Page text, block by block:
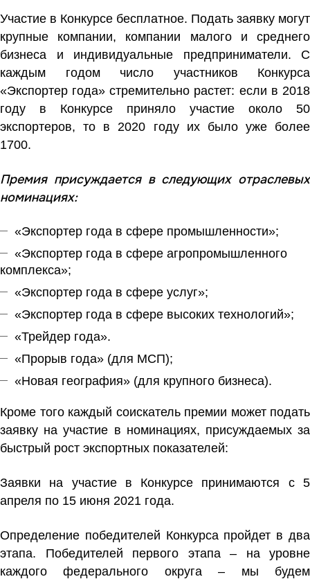
Участие в Конкурсе бесплатное. Подать заявку могут
крупные компании, компании малого и среднего
бизнеса и индивидуальные предприниматели. С
каждым годом число участников Конкурса
«Экспортер года» стремительно растет: если в 2018
году в Конкурсе приняло участие около 50
экспортеров, то в 2020 году их было уже более
1700.
Премия присуждается в следующих отраслевых
номинациях:
«Экспортер года в сфере промышленности»;
«Экспортер года в сфере агропромышленного
комплекса»;
«Экспортер года в сфере услуг»;
«Экспортер года в сфере высоких технологий»;
«Трейдер года».
«Прорыв года» (для МСП);
«Новая география» (для крупного бизнеса).
Кроме того каждый соискатель премии может подать
заявку на участие в номинациях, присуждаемых за
быстрый рост экспортных показателей:
Заявки на участие в Конкурсе принимаются с 5
апреля по 15 июня 2021 года.
Определение победителей Конкурса пройдет в два
этапа. Победителей первого этапа – на уровне
каждого федерального округа – мы будем